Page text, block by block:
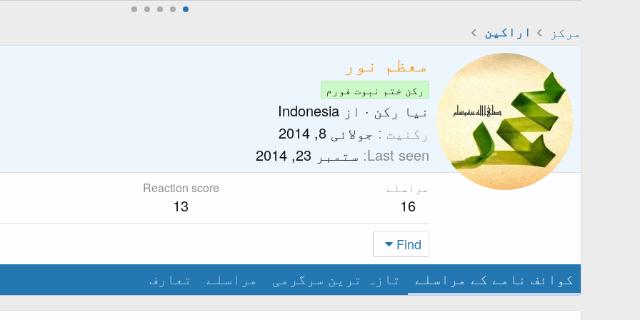
مرکز اراکین
معظم نور
رکن ختم نبوت فورم
نیا رکن · از Indonesia
رکنیت
جولائی 8, 2014
Last seen ستمبر 23, 2014
مراسلے
16
Reaction score
13
Find
کوائف نامے کے مراسلے تازہ ترین سرگرمی مراسلے تعارف